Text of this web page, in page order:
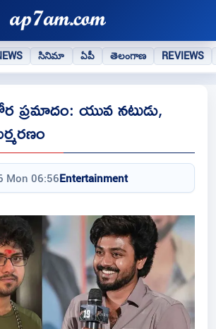
సినిమా ఏపీ తెలంగాణ REVIEWS
ప్రమాదం: యువ నటుడు,
Mon 06:56Entertainment